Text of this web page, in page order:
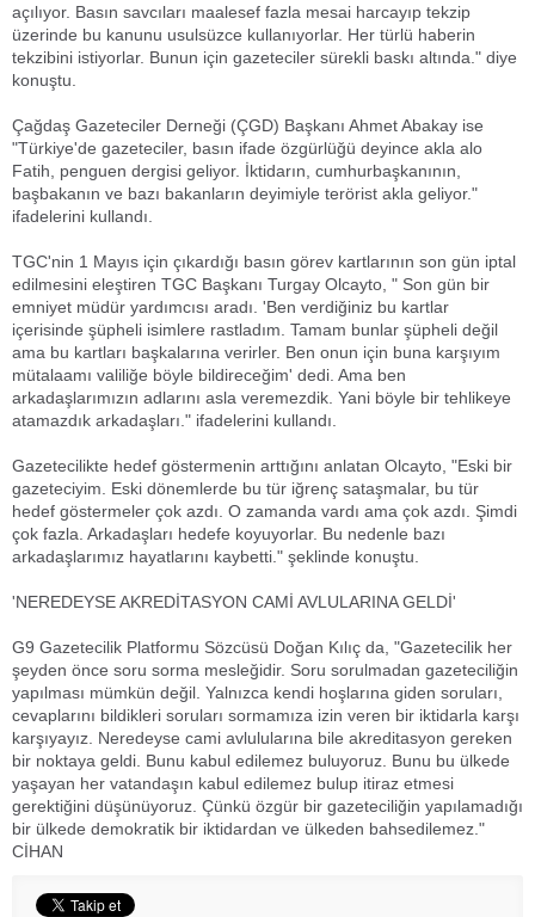
açılıyor. Basın savcıları maalesef fazla mesai harcayıp tekzip
üzerinde bu kanunu usulsüzce kullanıyorlar. Her türlü haberin
tekzibini istiyorlar. Bunun için gazeteciler sürekli baskı altında." diye
konuştu.
Çağdaş Gazeteciler Derneği (ÇGD) Başkanı Ahmet Abakay ise
"Türkiye'de gazeteciler, basın ifade özgürlüğü deyince akla alo
Fatih, penguen dergisi geliyor. İktidarın, cumhurbaşkanının,
başbakanın ve bazı bakanların deyimiyle terörist akla geliyor."
ifadelerini kullandı.
TGC'nin 1 Mayıs için çıkardığı basın görev kartlarının son gün iptal
edilmesini eleştiren TGC Başkanı Turgay Olcayto, " Son gün bir
emniyet müdür yardımcısı aradı. 'Ben verdiğiniz bu kartlar
içerisinde şüpheli isimlere rastladım. Tamam bunlar şüpheli değil
ama bu kartları başkalarına verirler. Ben onun için buna karşıyım
mütalaamı valiliğe böyle bildireceğim' dedi. Ama ben
arkadaşlarımızın adlarını asla veremezdik. Yani böyle bir tehlikeye
atamazdık arkadaşları." ifadelerini kullandı.
Gazetecilikte hedef göstermenin arttığını anlatan Olcayto, "Eski bir
gazeteciyim. Eski dönemlerde bu tür iğrenç sataşmalar, bu tür
hedef göstermeler çok azdı. O zamanda vardı ama çok azdı. Şimdi
çok fazla. Arkadaşları hedefe koyuyorlar. Bu nedenle bazı
arkadaşlarımız hayatlarını kaybetti." şeklinde konuştu.
'NEREDEYSE AKREDİTASYON CAMİ AVLULARINA GELDİ'
G9 Gazetecilik Platformu Sözcüsü Doğan Kılıç da, "Gazetecilik her
şeyden önce soru sorma mesleğidir. Soru sorulmadan gazeteciliğin
yapılması mümkün değil. Yalnızca kendi hoşlarına giden soruları,
cevaplarını bildikleri soruları sormamıza izin veren bir iktidarla karşı
karşıyayız. Neredeyse cami avlulularına bile akreditasyon gereken
bir noktaya geldi. Bunu kabul edilemez buluyoruz. Bunu bu ülkede
yaşayan her vatandaşın kabul edilemez bulup itiraz etmesi
gerektiğini düşünüyoruz. Çünkü özgür bir gazeteciliğin yapılamadığı
bir ülkede demokratik bir iktidardan ve ülkeden bahsedilemez."
CİHAN